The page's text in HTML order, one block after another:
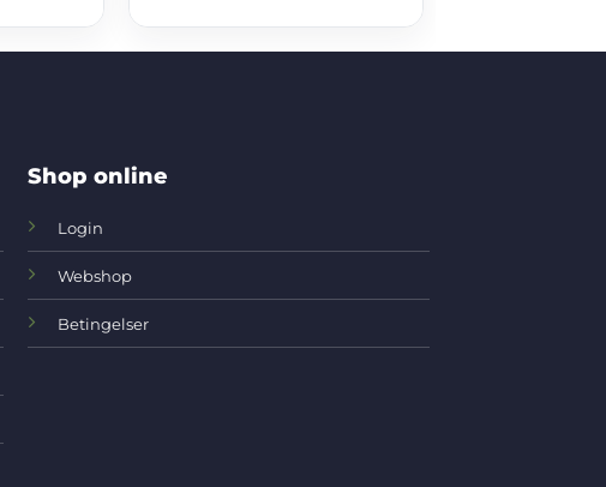
Shop online
Login
Webshop
Betingelser